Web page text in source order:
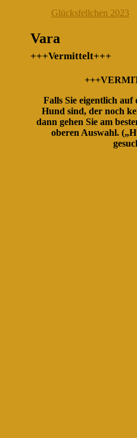
Glücksfellchen 2023
Vara
+++Vermittelt+++
Falls Sie eigentlich auf
Hund sind, der noch
dann gehen Sie am
oberen Auswahl.